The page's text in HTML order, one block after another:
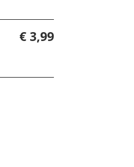
€ 3,99